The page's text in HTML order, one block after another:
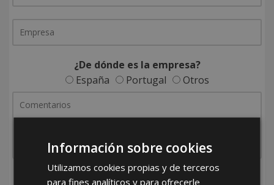
¿De dónde es la empresa?
España
Portugal Otros
He leído y acepto laPolítica de Privacidad
Información sobre cookies
Utilizamos cookies propias y de terceros
para fines analíticos y para ofrecerle